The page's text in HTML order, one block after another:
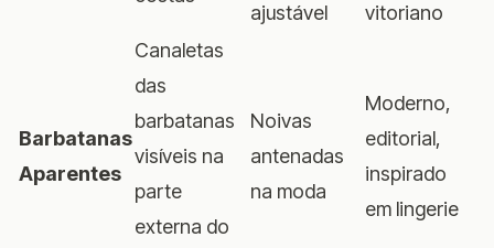
ajustável vitoriano
Barbatanas
Aparentes
Canaletas
das
barbatanas
visíveis na
parte
externa do
Noivas
antenadas
na moda
Moderno,
editorial,
inspirado
em lingerie